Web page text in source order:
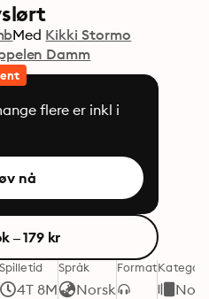
Med Kikki Stormo
Damm
flere er inkl i
nå
– 179 kr
Spilletid
4T 8M
Språk
Norsk
FormatKategori